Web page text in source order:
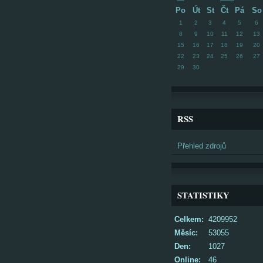
Po Út St Čt Pá So
1 2 3 4 5 6
8
9 10 11 12 13
15
16 17 18 19 20
22
23 24 25 26 27
29
30
RSS
Přehled zdrojů
STATISTIKY
Online: 46
Celkem: 4209952
Měsíc:
53055
Den:
1027